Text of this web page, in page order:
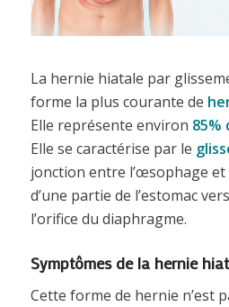
La hernie hiatale par
forme la plus courante de
Elle représente environ 85%
Elle se caractérise par le
jonction entre l’œsophage et
d’une partie de l’estomac
l’orifice du diaphragme.
Symptômes de la hernie
Cette forme de hernie n’est